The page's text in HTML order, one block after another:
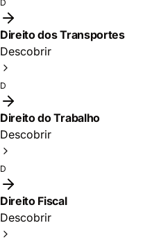
D
Direito dos Transportes
Descobrir
D
Direito do Trabalho
Descobrir
D
Direito Fiscal
Descobrir